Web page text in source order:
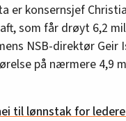
er konsernsjef
som får drøyt 6,2
NSB-direktør Geir
på nærmere 4,9
til lønnstak for